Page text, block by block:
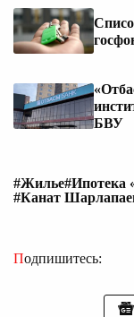
БВУ
#Жилье#Ипотека
#Канат
Подпишитесь: